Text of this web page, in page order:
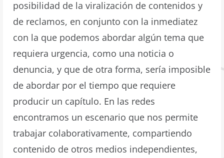
posibilidad de la viralización de contenidos y
de reclamos, en conjunto con la inmediatez
con la que podemos abordar algún tema que
requiera urgencia, como una noticia o
denuncia, y que de otra forma, sería imposible
de abordar por el tiempo que requiere
producir un capítulo. En las redes
encontramos un escenario que nos permite
trabajar colaborativamente, compartiendo
contenido de otros medios independientes,